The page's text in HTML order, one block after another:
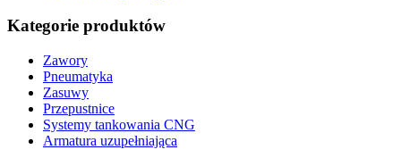
Kategorie produktów
Zawory
Pneumatyka
Zasuwy
Przepustnice
Systemy tankowania CNG
Armatura uzupełniająca